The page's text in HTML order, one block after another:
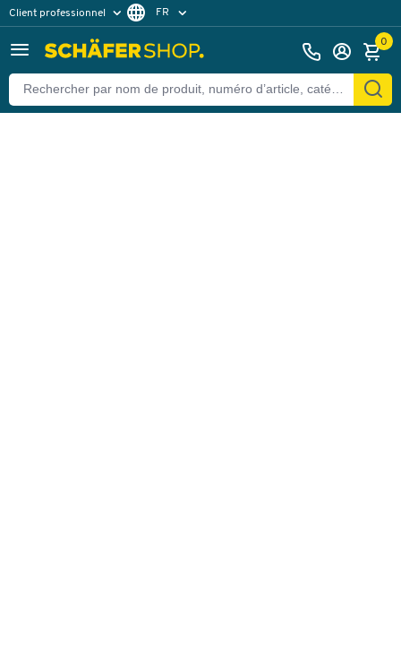
Client professionnel
Client particulier
FR
0
Retour